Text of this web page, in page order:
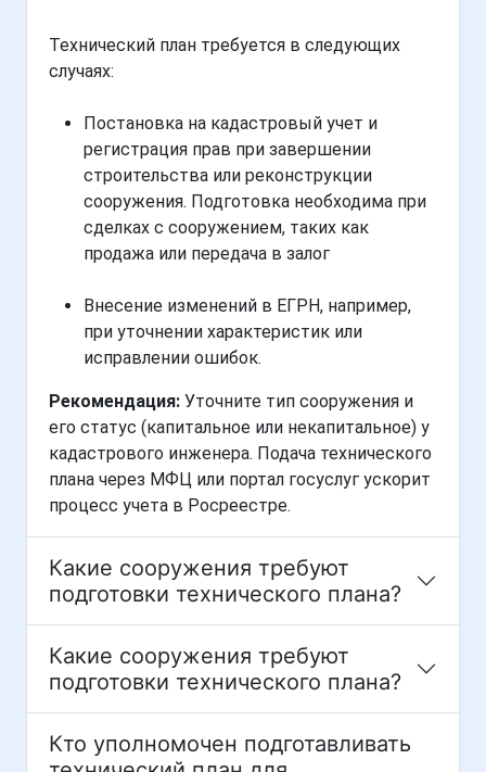
Технический план требуется в следующих
случаях:
Постановка на кадастровый учет и
регистрация прав при завершении
строительства или реконструкции
сооружения. Подготовка необходима при
сделках с сооружением, таких как
продажа или передача в залог
Внесение изменений в ЕГРН, например,
при уточнении характеристик или
исправлении ошибок.
Рекомендация: Уточните тип сооружения и
его статус (капитальное или некапитальное) у
кадастрового инженера. Подача технического
плана через МФЦ или портал госуслуг ускорит
процесс учета в Росреестре.
Какие сооружения требуют
подготовки технического плана?
Какие сооружения требуют
подготовки технического плана?
Кто уполномочен подготавливать